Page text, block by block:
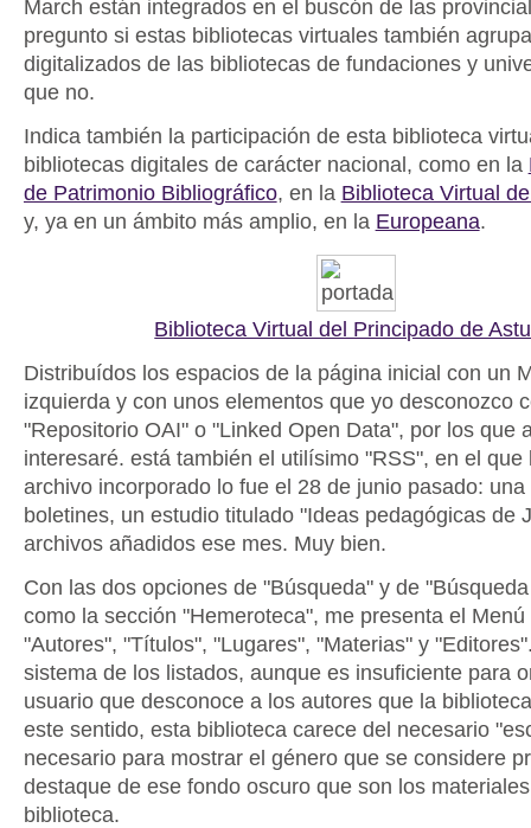
March están integrados en el buscón de las
pregunto si estas bibliotecas virtuales también
digitalizados de las bibliotecas de fundaciones y
que no.
Indica también la participación de esta biblioteca
bibliotecas digitales de carácter nacional, como en la
de Patrimonio Bibliográfico, en la Biblioteca Virtual
y, ya en un ámbito más amplio, en la Europeana.
Biblioteca Virtual del Principado de
Distribuídos los espacios de la página inicial con un
izquierda y con unos elementos que yo desconozco
"Repositorio OAI" o "Linked Open Data", por los que
interesaré. está también el utilísimo "RSS", en el que
archivo incorporado lo fue el 28 de junio pasado:
boletines, un estudio titulado "Ideas pedagógicas de
archivos añadidos ese mes. Muy bien.
Con las dos opciones de "Búsqueda" y de
como la sección "Hemeroteca", me presenta el
"Autores", "Títulos", "Lugares", "Materias" y
sistema de los listados, aunque es insuficiente para
usuario que desconoce a los autores que la
este sentido, esta biblioteca carece del necesario
necesario para mostrar el género que se considere
destaque de ese fondo oscuro que son los
biblioteca.